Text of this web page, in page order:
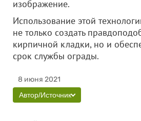
изображение.
Использование этой
не только создать
кирпичной кладки, но и
срок службы ограды.
8 июня 2021
Автор/Источник